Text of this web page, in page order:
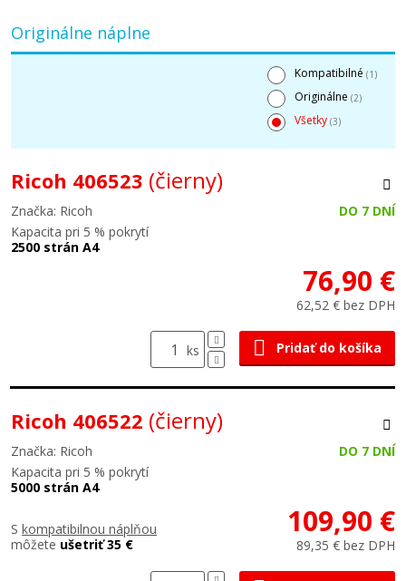
Originálne náplne
Kompatibilné (1)
Originálne (2)
Všetky (3)
Ricoh 406523 (čierny)
Značka: Ricoh
DO 7 DNÍ
Kapacita pri 5 % pokrytí
2500 strán A4
76,90 €
62,52 € bez DPH
ks Pridať do košíka
Ricoh 406522 (čierny)
Značka: Ricoh
DO 7 DNÍ
Kapacita pri 5 % pokrytí
5000 strán A4
S kompatibilnou náplňou
môžete ušetriť 35 €
109,90 €
89,35 € bez DPH